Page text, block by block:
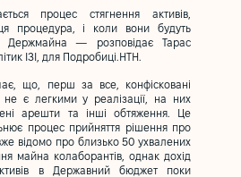
процес стягнення активів,
процедура, і коли вони будуть
Держмайна — розповідає Тарас
ІЗІ, для Подробиці.НТН.
що, перш за все, конфісковані
не є легкими у реалізації, на них
арешти та інші обтяження. Це
процес прийняття рішення про
відомо про близько 50 ухвалених
майна колаборантів, однак дохід
в Державний бюджет поки